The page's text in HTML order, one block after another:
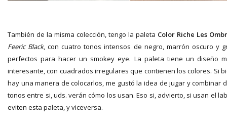
También de la misma colección, tengo la paleta Color Riche Les
Feeric Black, con cuatro tonos intensos de negro, marrón oscuro y
perfectos para hacer un smokey eye. La paleta tiene un diseño
interesante, con cuadrados irregulares que contienen los colores. Si
hay una manera de colocarlos, me gustó la idea de jugar y combinar
tonos entre si, uds. verán cómo los usan. Eso si, advierto, si usan el
eviten esta paleta, y viceversa.